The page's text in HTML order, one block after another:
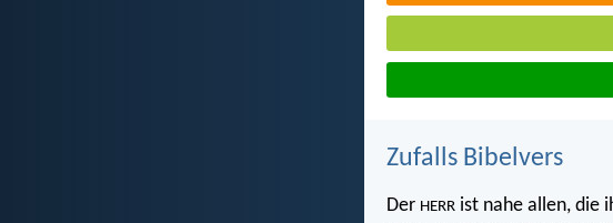
Zufalls Bibelvers
Der HERR ist nahe allen, die